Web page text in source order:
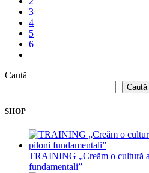
3
4
5
6
Caută
Caută
SHOP
TRAINING „Creăm o cultură
fundamentali”